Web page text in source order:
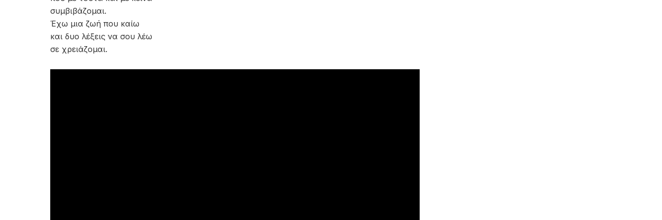
συμβιβάζομαι.
Έχω μια ζωή που καίω
και δυο λέξεις να σου λέω
σε χρειάζομαι.